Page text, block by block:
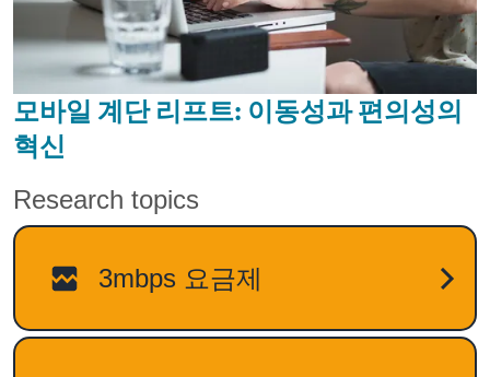
모바일 계단 리프트: 이동성과 편의성의
혁신